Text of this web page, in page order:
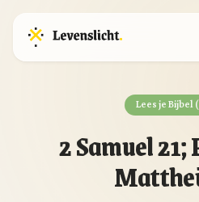
Lees je Bijbel
2 Samuel 21;